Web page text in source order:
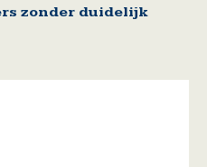
zonder duidelijk